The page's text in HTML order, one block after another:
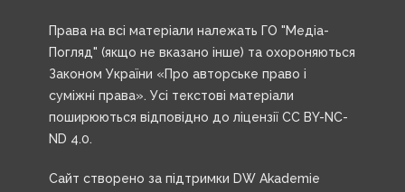
Права на всі матеріали належать ГО "Медіа-
Погляд" (якщо не вказано інше) та охороняються
Законом України «Про авторське право і
суміжні права». Усі текстові матеріали
поширюються відповідно до ліцензії CC BY-NC-
ND 4.0.
Сайт створено за підтримки DW Akademie